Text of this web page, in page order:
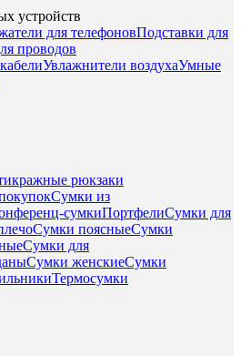
устройств
для телефоновПодставки для
проводов
Увлажнители воздухаУмные
рюкзаки
Сумки из
сумкиПортфелиСумки для
Сумки поясныеСумки
Сумки для
Сумки женскиеСумки
Термосумки